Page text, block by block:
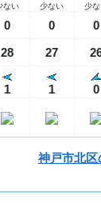
ない
0
28
1
少ない
0
27
1
少
0
0
神戸市北区